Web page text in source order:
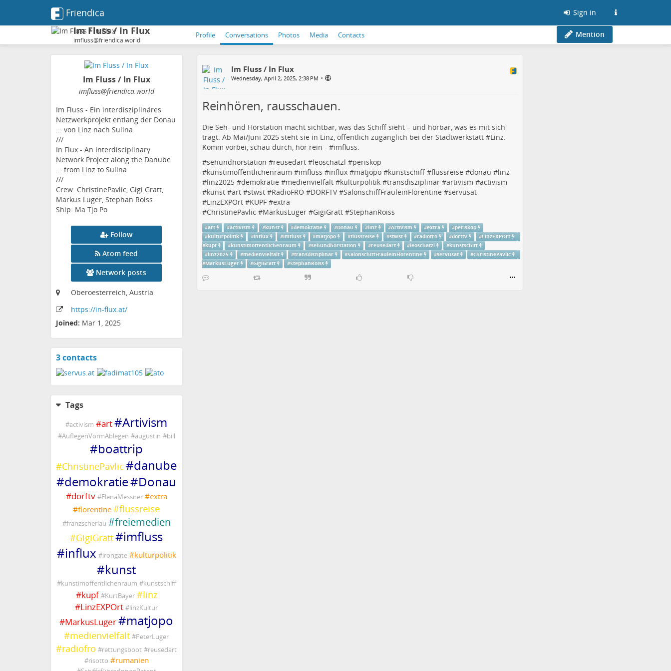
Friendica Sign in
Im Fluss / In Flux
imfluss@friendica.world
Profile Conversations Photos Media Contacts Mention
Im Fluss / In Flux
imfluss@friendica.world
Im Fluss - Ein interdisziplinäres
Netzwerkprojekt entlang der Donau
::: von Linz nach Sulina
///
In Flux - An Interdisciplinary
Network Project along the Danube
::: from Linz to Sulina
///
Crew: ChristinePavlic, Gigi Gratt,
Markus Luger, Stephan Roiss
Ship: Ma Tjo Po
Follow
Atom feed
Network posts
Oberoesterreich, Austria
https://in-flux.at/
Joined: Mar 1, 2025
3 contactsView
contacts
Tags
#activism #art#Artivism
#AuflegenVormAblegen #augustin #bill
#boattrip
#ChristinePavlic #danube
#demokratie#Donau
#dorftv #ElenaMessner #extra
#florentine #flussreise
#franzscheriau #freiemedien
#GigiGratt#imfluss
#influx #irongate #kulturpolitik
#kunst
#kunstimoffentlichenraum #kunstschiff
#kupf #KurtBayer #linz
#LinzEXPOrt #linzKultur
#MarkusLuger#matjopo
#medienvielfalt #PeterLuger
#radiofro #rettungsboot #reusedart
#risotto #rumanien
Im Fluss / In Flux
Wednesday, April 2, 2025, 2:38 PM •
Reinhören, rausschauen.
Die Seh- und Hörstation macht sichtbar, was das Schiff sieht – und hörbar, was es mit sich
trägt. Ab Mai/Juni 2025 steht sie in Linz, öffentlich zugänglich bei der Stadtwerkstatt #Linz.
Komm vorbei, schau durch, hör rein - #imfluss.
#sehundhörstation #reusedart#leoschatzl #periskop
#kunstimöffentlichenraum #imfluss #influx#matjopo#kunstschiff#flussreise #donau #linz
#linz2025#demokratie #medienvielfalt#kulturpolitik#transdisziplinär#artivism #activism
#kunst#art#stwst#RadioFRO #DORFTV#SalonschiffFräuleinFlorentine #servusat
#LinzEXPOrt#KUPF#extra
#ChristinePavlic #MarkusLuger#GigiGratt#StephanRoiss
#art #activism #kunst #demokratie #Donau #linz #Artivism #extra #periskop
#kulturpolitik #influx #imfluss #matjopo #flussreise #stwst #radiofro #dorftv #LinzEXPOrt
#kupf #kunstimoffentlichenraum #sehundhörstation #reusedart #leoschatzl #kunstschiff
#linz2025 #medienvielfalt #transdisziplinär #SalonschiffFräuleinFlorentine #servusat #ChristinePavlic
#MarkusLuger #GigiGratt #StephanRoiss